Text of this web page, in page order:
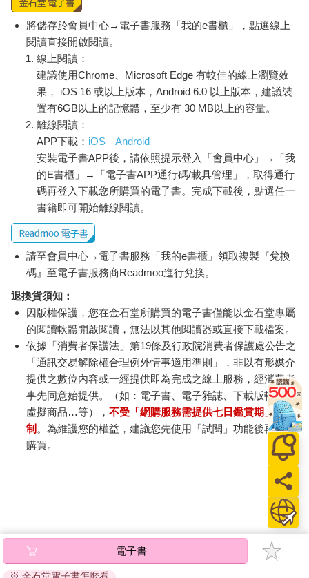
版權，是霍頓出版社的兩倍。茱蒂絲反覆提到這本書多麼精采，
但也在信中強調他們離準備付印還有段距離。團隊還有大量的工
作要做。
茱莉亞是代表三位美食家的主要通信人，她表示她非常開心克諾
夫出版社簽下這本書，並提到她對於茱蒂絲已經按照書中食譜試
煮感到驚喜。柴爾德說：「這代表我們的溝通是有實質意義
的。」然而，柴爾德顯然還不太清楚她們的新編輯打算修改的幅
度。「我們無疑在一個月內就能準備好最終版書稿給你，」柴爾
德於一九六〇年五月寫道，「我現在就著手處理。」
• • •
到了一九六〇年，美國的消費者文化正試圖說服美國女性不要從
零開始做菜──尤其是針對中產階級白人女性，那時中產階級正快
備和規劃一天三餐會讓媽媽非常厭煩。」戰後的消費主義文化承
諾我們將會進入前所未有的悠閒時代，並靠著預先包裝和加熱即
食的食品來實現。公司推銷新型家電時，將之定位成額外的幫
手。「當時撲天蓋地的訊息是，可憐的小女人沒有時間下廚，」
茱蒂絲告訴我，「而且下廚有損她的尊嚴。」廣告商將準備三餐
塑造成應該盡可能簡化和機械化的一項家事，如此女士才能離開
廚房、翹腳休息、喝點小酒。食譜書也是這計謀的一部分。
一九五〇年，麥格勞希爾出版社（McGraw-Hill）和通用磨坊食品
公司（General Mills）共同出版了《貝蒂・柯羅克的圖畫烹飪
書》（Betty Crocker’s Picture Cook Book）。這本書立刻登上暢
銷排行榜（至今已販售超過六千五百萬本，沒有任何食譜書比得
上這本書的銷售成就）。這本書教導美國女性如何餵飽孩子和待
客、廚房裡的省力訣竅，也建議如何設計、打造一間新廚房並為
其添購設備用品。《貝蒂・柯羅克》一書承諾，通用磨坊的產品
和「最新的便捷技巧、設備及調理食品」會帶來「更多烹飪和家
這全都是行銷手段。《貝蒂・柯羅克》這類的食譜書背後的目的
不是要教導女性烹飪，而是要吸引她們購物。這方法確實有效。
在當時的美國，購物幾乎都是太太們作主。而戰後數年間，家電
和家具的花費增加了百分之兩百四十。這樣的願景並非所有人都
能企及；美國的農民、工匠和勞動階級的窮人，還有大多數的有
色人種，都沒有像受美國軍人權利法案幫助的白人中產階級一
樣，受益於階級向上流動。不過，對於那些有閒錢可花的人來
將儲存於會員中心→電子書服務「我的e書櫃」，點選線上
閱讀直接開啟閱讀。
線上閱讀：
建議使用Chrome、Microsoft Edge 有較佳的線上瀏覽效
果， iOS 16 或以上版本，Android 6.0 以上版本，建議裝
置有6GB以上的記憶體，至少有 30 MB以上的容量。
離線閱讀：
APP下載： iOS
Android
安裝電子書APP後，請依照提示登入「會員中心」→「我
的E書櫃」→「電子書APP通行碼/載具管理」，取得通行
碼再登入下載您所購買的電子書。完成下載後，點選任一
書籍即可開始離線閱讀。
請至會員中心→電子書服務「我的e書櫃」領取複製『兌換
碼』至電子書服務商Readmoo進行兌換。
退換貨須知：
因版權保護，您在金石堂所購買的電子書僅能以金石堂專屬
的閱讀軟體開啟閱讀，無法以其他閱讀器或直接下載檔案。
依據「消費者保護法」第19條及行政院消費者保護處公告之
「通訊交易解除權合理例外情事適用準則」，非以有形媒介
提供之數位內容或一經提供即為完成之線上服務，經消費者
事先同意始提供。（如：電子書、電子雜誌、下載版軟體、
虛擬商品…等），不受「網購服務需提供七日鑑賞期」的限
制 。為維護您的權益，建議您先使用「試閱」功能後再付款
購買。
電子書